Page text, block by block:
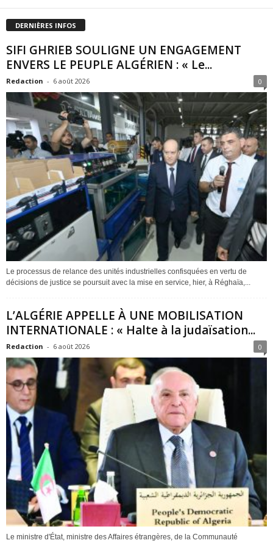
DERNIÈRES INFOS
SIFI GHRIEB SOULIGNE UN ENGAGEMENT
ENVERS LE PEUPLE ALGÉRIEN : « Le...
Redaction - 6 août 2026 0
Le processus de relance des unités industrielles confisquées en vertu de
décisions de justice se poursuit avec la mise en service, hier, à Réghaïa,...
L’ALGÉRIE APPELLE À UNE MOBILISATION
INTERNATIONALE : « Halte à la judaïsation...
Redaction - 6 août 2026 0
Le ministre d'État, ministre des Affaires étrangères, de la Communauté